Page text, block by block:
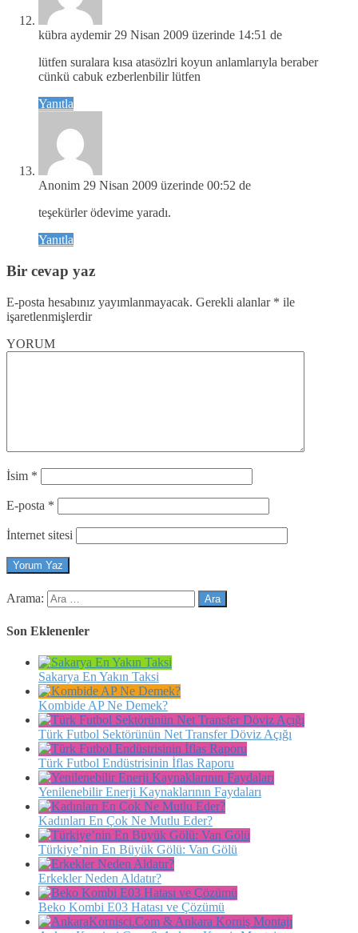
kübra aydemir 29 Nisan 2009 üzerinde 14:51 de
lütfen suralara kısa atasözlri koyun anlamlarıyla beraber
cünkü cabuk ezberlenbilir lütfen
Yanıtla
Anonim 29 Nisan 2009 üzerinde 00:52 de
teşekürler ödevime yaradı.
Yanıtla
Bir cevap yaz
E-posta hesabınız yayımlanmayacak. Gerekli alanlar * ile
işaretlenmişlerdir
YORUM
İsim *
E-posta *
İnternet sitesi
Arama:
Son Eklenenler
Sakarya En Yakın Taksi
Kombide AP Ne Demek?
Türk Futbol Sektörünün Net Transfer Döviz Açığı
Türk Futbol Endüstrisinin İflas Raporu
Yenilenebilir Enerji Kaynaklarının Faydaları
Kadınları En Çok Ne Mutlu Eder?
Türkiye’nin En Büyük Gölü: Van Gölü
Erkekler Neden Aldatır?
Beko Kombi E03 Hatası ve Çözümü